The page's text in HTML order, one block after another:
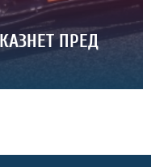
ПРЕД